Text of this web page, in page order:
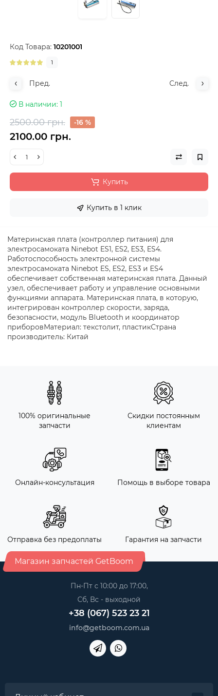
Код Товара: 10201001
1
Пред. След.
В наличии 1
2500.00 грн. -16 %
2100.00 грн.
Купить
Купить в 1 клик
Материнская плата (контроллер питания) для
электросамоката Ninebot ES1, ES2, ES3, ES4.
Работоспособность электронной системы
электросамоката Ninebot ES, ES2, ES3 и ES4
обеспечивает собственная материнская плата. Данный
узел, обеспечивает работу и управление основными
функциями аппарата. Материнская плата, в которую,
интегрирован контроллер скорости, заряда,
безопасности, модуль Bluetooth и координатор
приборовМатериал: текстолит, пластикСтрана
производитель: Китай
100% оригинальные
запчасти
Скидки постоянным
клиентам
Онлайн-консультация Помощь в выборе товара
Отправка без предоплаты Гарантия на запчасти
Магазин запчастей GetBoom
Пн-Пт с 10:00 до 17:00,
Сб, Вс - выходной
+38 (067) 523 23 21
info@getboom.com.ua